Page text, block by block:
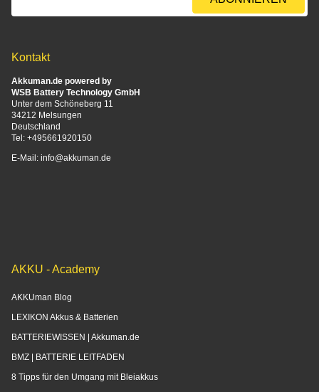
Kontakt
Akkuman.de powered by
WSB Battery Technology GmbH
Unter dem Schöneberg 11
34212 Melsungen
Deutschland
Tel: +495661920150
E-Mail: info@akkuman.de
AKKU - Academy
AKKUman Blog
LEXIKON Akkus & Batterien
BATTERIEWISSEN | Akkuman.de
BMZ | BATTERIE LEITFADEN
8 Tipps für den Umgang mit Bleiakkus